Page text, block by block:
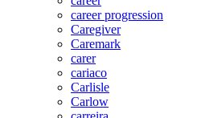
career progression
Caregiver
Caremark
carer
cariaco
Carlisle
Carlow